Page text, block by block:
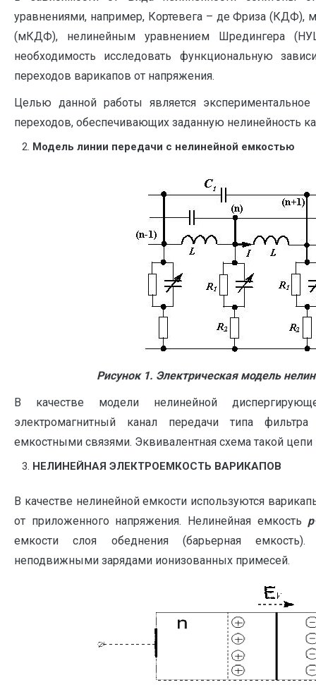
уравнениями, например, Кортевега – де Фриза
(мКДФ), нелинейным уравнением Шредингера
необходимость исследовать функциональную
переходов варикапов от напряжения.
Целью данной работы является
переходов, обеспечивающих заданную нелинейность
Модель линии передачи с нелинейной емкостью
Рисунок 1. Электрическая модель
В качестве модели нелинейной
электромагнитный канал передачи типа
емкостными связями. Эквивалентная схема такой цепи
НЕЛИНЕЙНАЯ ЭЛЕКТРОЕМКОСТЬ ВАРИКАПОВ
В качестве нелинейной емкости используются
от приложенного напряжения. Нелинейная емкость p
емкости слоя обеднения (барьерная емкость).
неподвижными зарядами ионизованных примесей.